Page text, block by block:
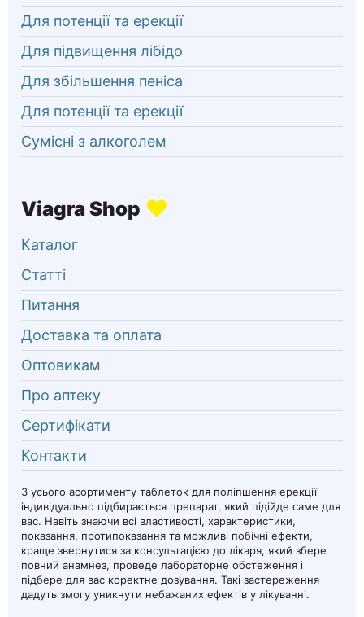
Для потенції та ерекції
Для підвищення лібідо
Для збільшення пеніса
Для потенції та ерекції
Сумісні з алкоголем
Каталог
Статті
Питання
Доставка та оплата
Оптовикам
Про аптеку
Сертифікати
Контакти
З усього асортименту таблеток для поліпшення ерекції
індивідуально підбирається препарат, який підійде саме для
вас. Навіть знаючи всі властивості, характеристики,
показання, протипоказання та можливі побічні ефекти,
краще звернутися за консультацією до лікаря, який збере
повний анамнез, проведе лабораторне обстеження і
підбере для вас коректне дозування. Такі застереження
дадуть змогу уникнути небажаних ефектів у лікуванні.